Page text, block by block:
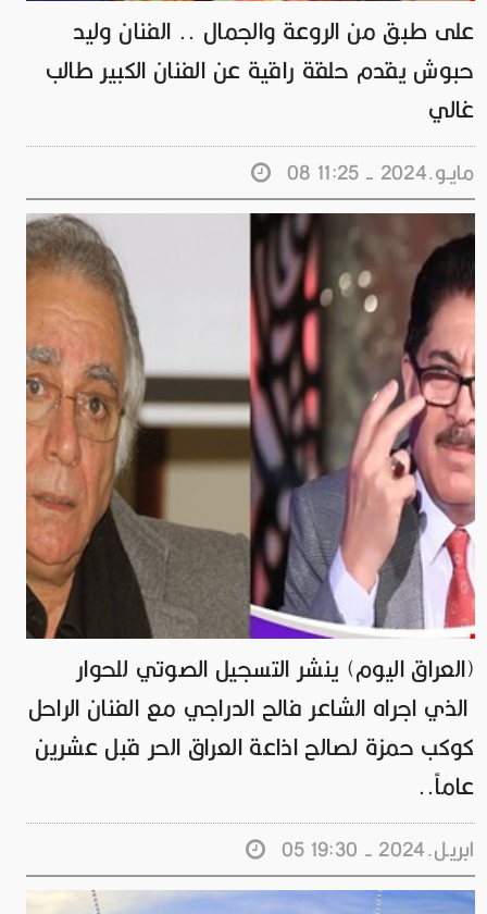
على طبق من الروعة والجمال .. الفنان وليد
حبوش يقدم حلقة راقية عن الفنان الكبير طالب
غالي
08 مايـو.2024 - 11:25
(العراق اليوم) ينشر التسجيل الصوتي للحوار
الذي اجراه الشاعر فالح الدراجي مع الفنان الراحل
كوكب حمزة لصالح اذاعة العراق الحر قبل عشرين
عاماً..
05 ابريـل.2024 - 19:30